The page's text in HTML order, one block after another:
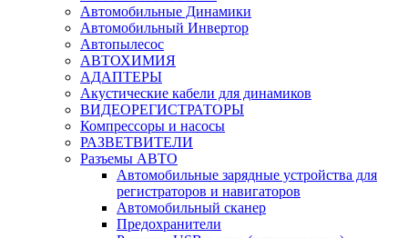
Автомобильные Динамики
Автомобильный Инвертор
Автопылесос
АВТОХИМИЯ
АДАПТЕРЫ
Акустические кабели для динамиков
ВИДЕОРЕГИСТРАТОРЫ
Компрессоры и насосы
РАЗВЕТВИТЕЛИ
Разъемы АВТО
Автомобильные зарядные устройства для
регистраторов и навигаторов
Автомобильный сканер
Предохранители